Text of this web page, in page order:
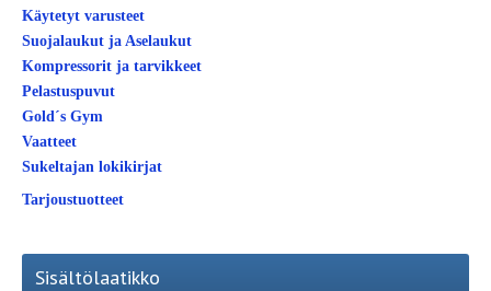
Käytetyt varusteet
Suojalaukut ja Aselaukut
Kompressorit ja tarvikkeet
Pelastuspuvut
Gold´s Gym
Vaatteet
Sukeltajan lokikirjat
Tarjoustuotteet
Sisältölaatikko